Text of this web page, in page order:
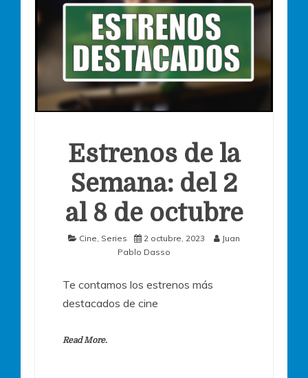
Estrenos de la
Semana: del 2
al 8 de octubre
Cine Series 2 octubre, 2023
Juan
Pablo Dasso
Te contamos los estrenos más
destacados de cine
Read More.